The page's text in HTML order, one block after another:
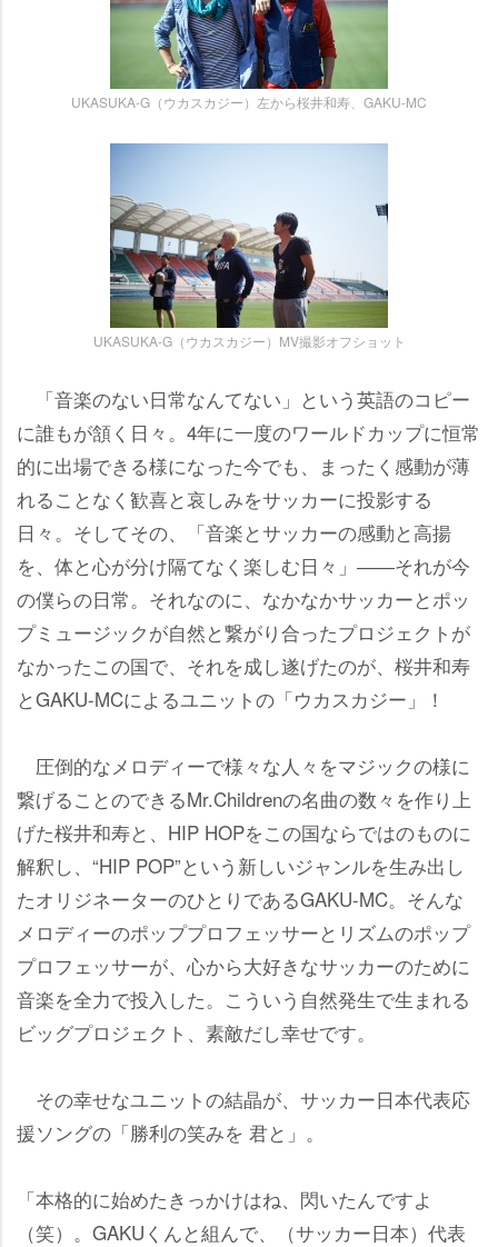
UKASUKA-G（ウカスカジー）左から桜井和寿、GAKU-MC
UKASUKA-G（ウカスカジー）MV撮影オフショット
「音楽のない日常なんてない」という英語のコピー
に誰もが頷く日々。4年に一度のワールドカップに恒常
的に出場できる様になった今でも、まったく感動が薄
れることなく歓喜と哀しみをサッカーに投影する
日々。そしてその、「音楽とサッカーの感動と高揚
を、体と心が分け隔てなく楽しむ日々」――それが今
の僕らの日常。それなのに、なかなかサッカーとポッ
プミュージックが自然と繋がり合ったプロジェクトが
なかったこの国で、それを成し遂げたのが、桜井和寿
とGAKU-MCによるユニットの「ウカスカジー」！
圧倒的なメロディーで様々な人々をマジックの様に
繋げることのできるMr.Childrenの名曲の数々を作り上
げた桜井和寿と、HIP HOPをこの国ならではのものに
解釈し、“HIP POP”という新しいジャンルを生み出し
たオリジネーターのひとりであるGAKU-MC。そんな
メロディーのポッププロフェッサーとリズムのポップ
プロフェッサーが、心から大好きなサッカーのために
音楽を全力で投入した。こういう自然発生で生まれる
ビッグプロジェクト、素敵だし幸せです。
その幸せなユニットの結晶が、サッカー日本代表応
援ソングの「勝利の笑みを 君と」。
「本格的に始めたきっかけはね、閃いたんですよ
（笑）。GAKUくんと組んで、（サッカー日本）代表